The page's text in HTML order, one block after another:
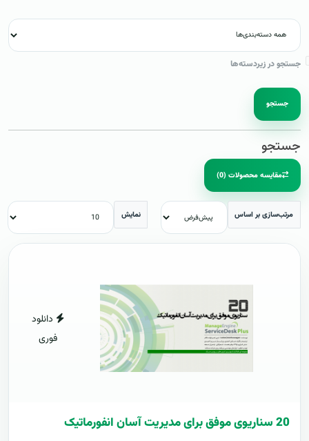
جستجو در زیردسته‌ها
جستجو
جستجو
مقایسه محصولات (0)
مرتب‌سازی بر اساس نمایش
دانلود
فوری
20 سناریوی موفق برای مدیریت آسان انفورماتیک